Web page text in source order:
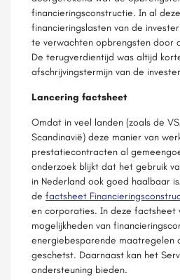
financieringsconstructie. In al
financieringslasten van de
te verwachten opbrengsten door
De terugverdientijd was altijd
afschrijvingstermijn van de
Lancering factsheet
Omdat in veel landen (zoals de
Scandinavië) deze manier van
prestatiecontracten al
onderzoek blijkt dat het gebruik
in Nederland ook goed haalbaar
de factsheet
en corporaties. In deze factsheet
mogelijkheden van
energiebesparende maatregelen
geschetst. Daarnaast kan het
ondersteuning bieden.